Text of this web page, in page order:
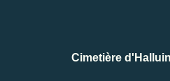
Cimetière